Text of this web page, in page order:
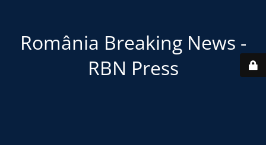
România Breaking News -
RBN Press